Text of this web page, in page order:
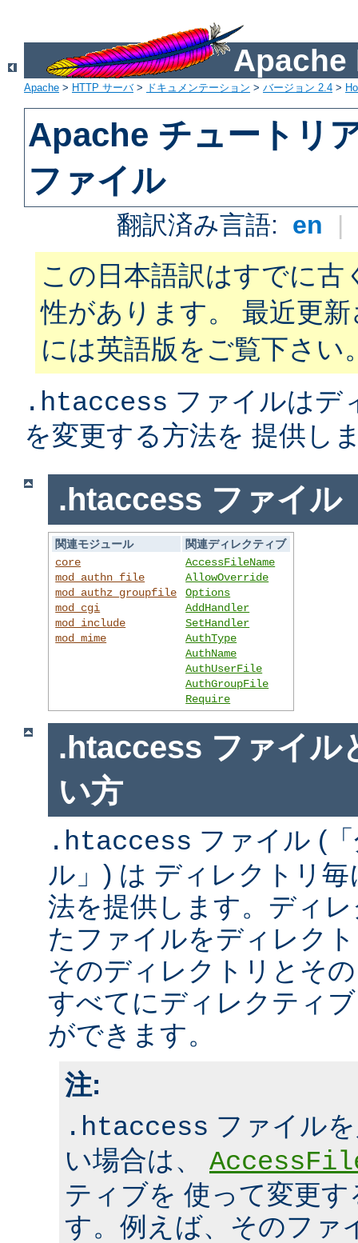
Apache
Apache > HTTP サーバ> ドキュメンテーション > バージョン 2.4 >
Apache チュートリ
ファイル
翻訳済み言語: en |
この日本語訳はすでに古
性があります。 最近更
には英語版をご覧下さい
.htaccess ファイルはデ
を変更する方法を 提供し
.htaccess ファイル
関連モジュール
関連ディレクティブ
core
mod_authn_file
mod_authz_groupfile
mod_cgi
mod_include
mod_mime
AccessFileName
AllowOverride
Options
AddHandler
SetHandler
AuthType
AuthName
AuthUserFile
AuthGroupFile
Require
.htaccess ファイル
い方
.htaccess ファイル (
ル」) は ディレクトリ
法を提供します。ディ
たファイルをディレク
そのディレクトリとそ
すべてにディレクティ
ができます。
注:
.htaccess ファイル
い場合は、
ティブを 使って変更
す。例えば、そのファ